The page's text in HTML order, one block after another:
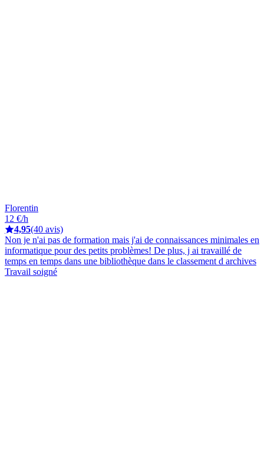
Florentin
12 €/h
4,95(40 avis)
Non je n'ai pas de formation mais j'ai de connaissances minimales en
informatique pour des petits problèmes! De plus, j ai travaillé de
temps en temps dans une bibliothèque dans le classement d archives
Travail soigné